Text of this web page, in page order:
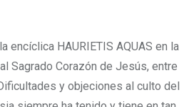
encíclica HAURIETIS AQUAS en la
Sagrado Corazón de Jesús, entre
y objeciones al culto del